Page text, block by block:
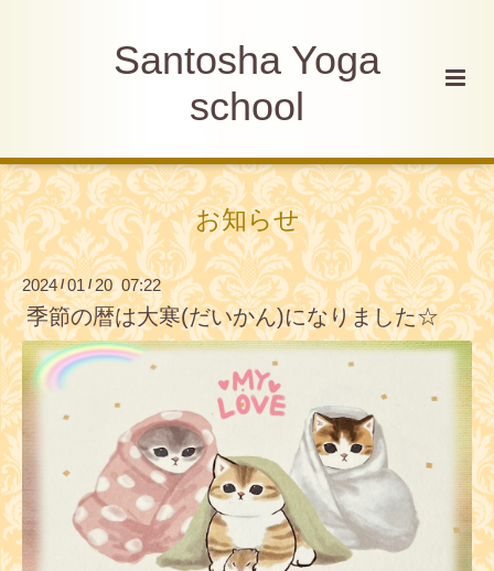
Santosha Yoga
school
お知らせ
2024/01/20 07:22
季節の暦は大寒(だいかん)になりました☆